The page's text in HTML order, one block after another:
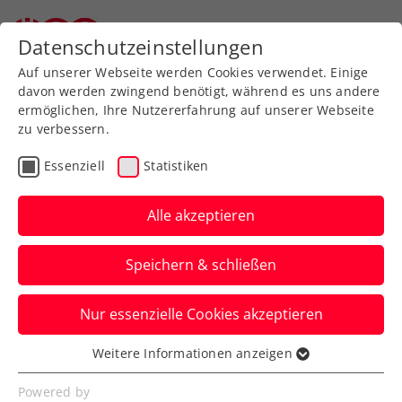
Zurück zur Newsübersicht
Kids & Jugend
Jürgen on Tour: Ein
Kennenlernen der
burgenländischen
Jüngsten
ÖTV-Sportdirektor und -Davis-Cup-
Kapitän Jürgen Melzer hat diesmal
Neusiedl am See besucht.
Datenschutzeinstellungen
Auf unserer Webseite werden Cookies verwendet. Einige
davon werden zwingend benötigt, während es uns andere
ermöglichen, Ihre Nutzererfahrung auf unserer Webseite
zu verbessern.
Essenziell Statistiken
Alle akzeptieren
Speichern & schließen
Nur essenzielle Cookies akzeptieren
Essenziell
Essenzielle Cookies werden für grundlegende
Weitere Informationen anzeigen
Powered by